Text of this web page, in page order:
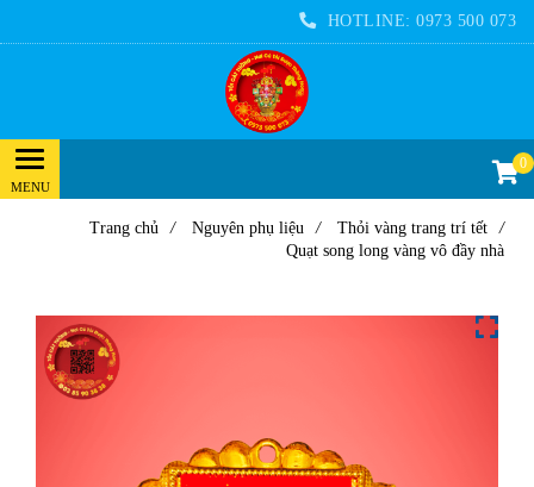
HOTLINE: 0973 500 073
0
Trang chủ / Nguyên phụ liệu / Thỏi vàng trang trí tết
/
Quạt song long vàng vô đầy nhà